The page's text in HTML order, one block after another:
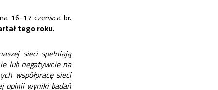
16-17 czerwca br.
tego roku.
sieci spełniają
lub negatywnie na
współpracę sieci
opinii wyniki badań